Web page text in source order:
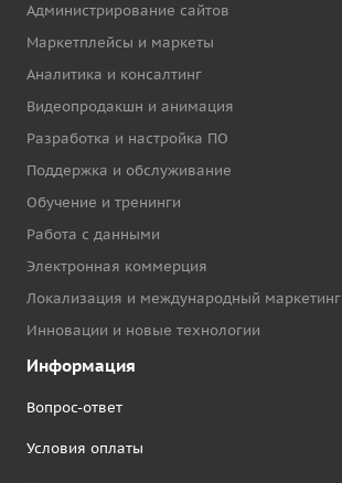
Администрирование сайтов
Маркетплейсы и маркеты
Аналитика и консалтинг
Видеопродакшн и анимация
Разработка и настройка ПО
Поддержка и обслуживание
Обучение и тренинги
Работа с данными
Электронная коммерция
Локализация и международный маркетинг
Инновации и новые технологии
Информация
Вопрос-ответ
Условия оплаты